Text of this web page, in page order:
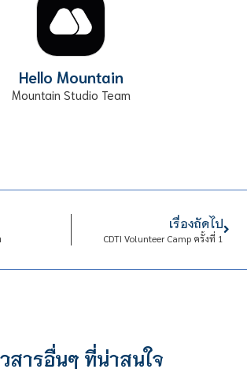
Hello Mountain
Mountain Studio Team
เรื่องถัดไป
CDTI Volunteer Camp ครั้งที่ 1
สารอื่นๆ ที่น่าสนใจ